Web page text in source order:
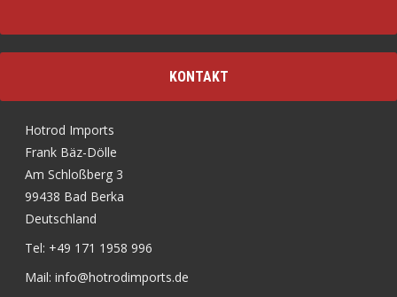
KONTAKT
Hotrod Imports
Frank Bäz-Dölle
Am Schloßberg 3
99438 Bad Berka
Deutschland
Tel: +49 171 1958 996
Mail: info@hotrodimports.de